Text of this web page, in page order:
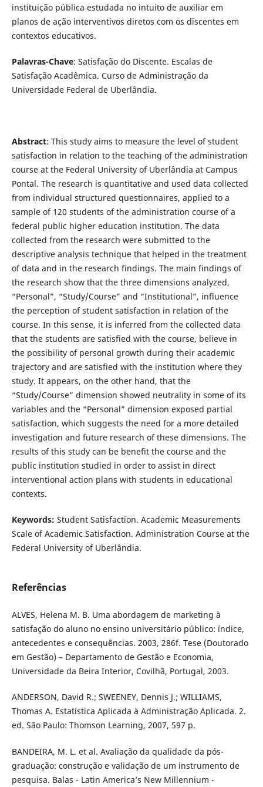
instituição pública estudada no intuito de auxiliar em
planos de ação interventivos diretos com os discentes em
contextos educativos.
Palavras-Chave: Satisfação do Discente. Escalas de
Satisfação Acadêmica. Curso de Administração da
Universidade Federal de Uberlândia.
Abstract: This study aims to measure the level of student
satisfaction in relation to the teaching of the administration
course at the Federal University of Uberlândia at Campus
Pontal. The research is quantitative and used data collected
from individual structured questionnaires, applied to a
sample of 120 students of the administration course of a
federal public higher education institution. The data
collected from the research were submitted to the
descriptive analysis technique that helped in the treatment
of data and in the research findings. The main findings of
the research show that the three dimensions analyzed,
“Personal”, “Study/Course” and “Institutional”, influence
the perception of student satisfaction in relation of the
course. In this sense, it is inferred from the collected data
that the students are satisfied with the course, believe in
the possibility of personal growth during their academic
trajectory and are satisfied with the institution where they
study. It appears, on the other hand, that the
“Study/Course” dimension showed neutrality in some of its
variables and the “Personal” dimension exposed partial
satisfaction, which suggests the need for a more detailed
investigation and future research of these dimensions. The
results of this study can be benefit the course and the
public institution studied in order to assist in direct
interventional action plans with students in educational
contexts.
Keywords: Student Satisfaction. Academic Measurements
Scale of Academic Satisfaction. Administration Course at the
Federal University of Uberlândia.
Referências
ALVES, Helena M. B. Uma abordagem de marketing à
satisfação do aluno no ensino universitário público: índice,
antecedentes e consequências. 2003, 286f. Tese (Doutorado
em Gestão) – Departamento de Gestão e Economia,
Universidade da Beira Interior, Covilhã, Portugal, 2003.
ANDERSON, David R.; SWEENEY, Dennis J.; WILLIAMS,
Thomas A. Estatística Aplicada à Administração Aplicada. 2.
ed. São Paulo: Thomson Learning, 2007, 597 p.
BANDEIRA, M. L. et al. Avaliação da qualidade da pós-
graduação: construção e validação de um instrumento de
pesquisa. Balas - Latin America’s New Millennium -